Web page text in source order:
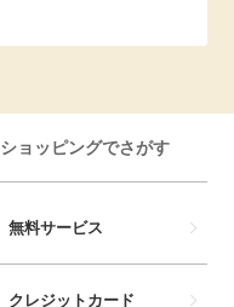
ショッピングでさがす
無料サービス
クレジットカード